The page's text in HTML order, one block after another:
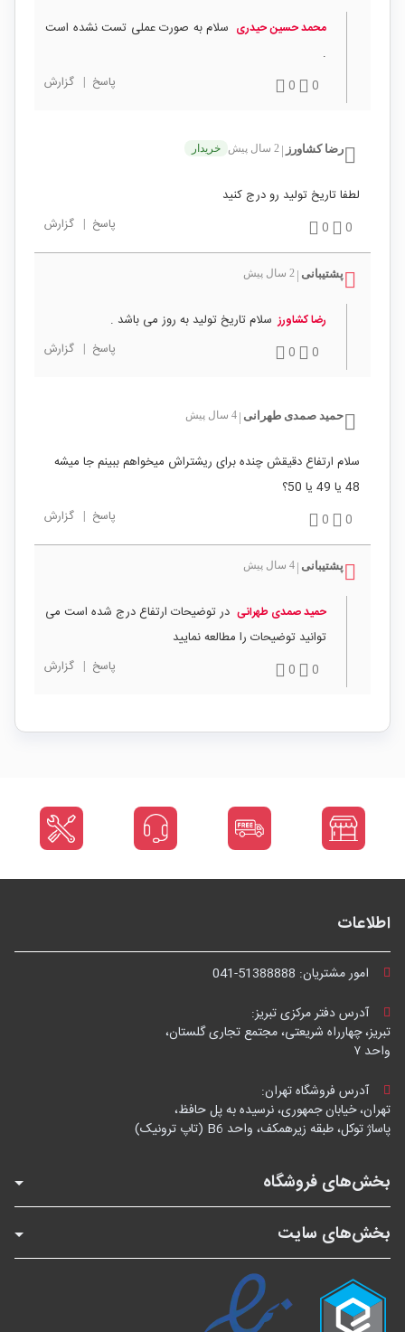
محمد حسین حیدری سلام به صورت عملی تست نشده است
.
0
0 پاسخ | گزارش
رضا کشاورز 2 سال پیش خریدار
لطفا تاریخ تولید رو درج کنید
0
0 پاسخ | گزارش
پشتیبانی 2 سال پیش
رضا کشاورز سلام تاریخ تولید به روز می باشد .
0
0 پاسخ | گزارش
حمید صمدی طهرانی 4 سال پیش
سلام ارتفاع دقیقش چنده برای ریشتراش میخواهم ببینم جا میشه
48 یا 49 یا 50؟
0
0 پاسخ | گزارش
پشتیبانی 4 سال پیش
حمید صمدی طهرانی در توضیحات ارتفاع درج شده است می
توانید توضیحات را مطالعه نمایید
0
0 پاسخ | گزارش
اطلاعات
امور مشتریان: 041-51388888
آدرس دفتر مرکزی تبریز:
تبریز، چهارراه شریعتی، مجتمع تجاری گلستان،
واحد ۷
آدرس فروشگاه تهران:
تهران، خیابان جمهوری، نرسیده به پل حافظ،
پاساژ توکل، طبقه زیرهمکف، واحد B6 (تاپ ترونیک)
بخش‌های فروشگاه
بخش‌های سایت